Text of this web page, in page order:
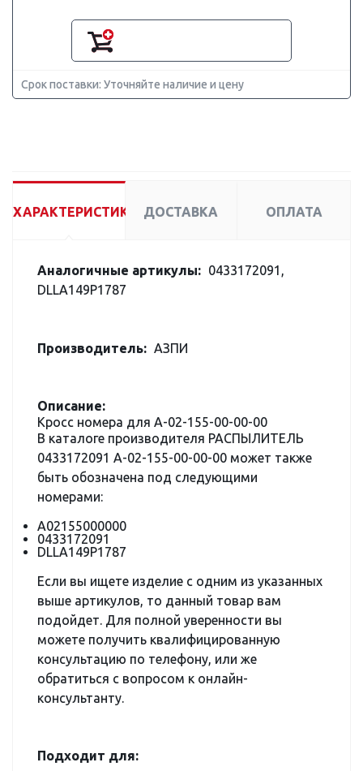
Срок поставки: Уточняйте наличие и цену
ХАРАКТЕРИСТИКИ ДОСТАВКА ОПЛАТА
Аналогичные артикулы: 0433172091,
DLLA149P1787
Производитель: АЗПИ
Описание:
Кросс номера для А-02-155-00-00-00
В каталоге производителя РАСПЫЛИТЕЛЬ
0433172091 А-02-155-00-00-00 может также
быть обозначена под следующими
номерами:
А02155000000
0433172091
DLLA149P1787
Если вы ищете изделие с одним из указанных
выше артикулов, то данный товар вам
подойдет. Для полной уверенности вы
можете получить квалифицированную
консультацию по телефону, или же
обратиться с вопросом к онлайн-
консультанту.
Подходит для: